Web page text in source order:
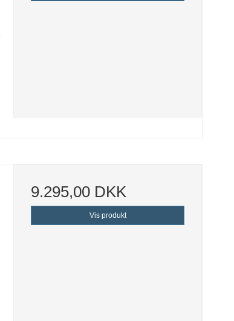
9.295,00 DKK
Vis produkt